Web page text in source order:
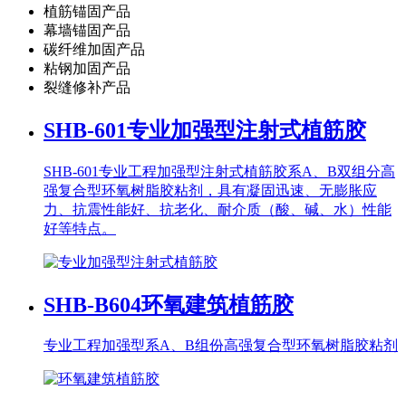
植筋锚固产品
幕墙锚固产品
碳纤维加固产品
粘钢加固产品
裂缝修补产品
SHB-601专业加强型注射式植筋胶
SHB-601专业工程加强型注射式植筋胶系A、B双组分高
强复合型环氧树脂胶粘剂，具有凝固迅速、无膨胀应
力、抗震性能好、抗老化、耐介质（酸、碱、水）性能
好等特点。
SHB-B604环氧建筑植筋胶
专业工程加强型系A、B组份高强复合型环氧树脂胶粘剂